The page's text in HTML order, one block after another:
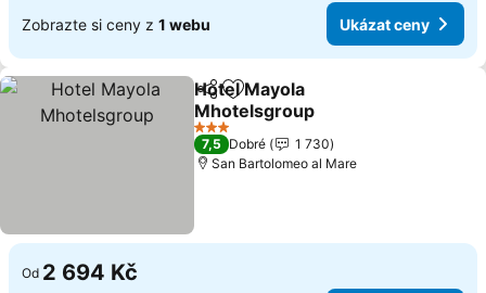
Zobrazte si ceny z 1 webu Ukázat ceny
SdíletPřidat na seznam oblíbených
Hotel Mayola
Mhotelsgroup
3 Počet hvězdiček
7,5 Dobré
1 730
San Bartolomeo al Mare
Od 2 694 Kč